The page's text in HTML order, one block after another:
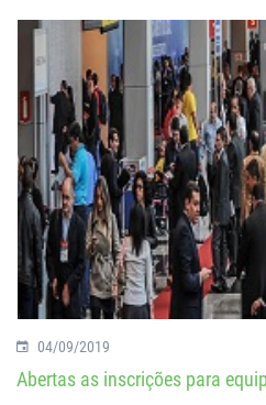
04/09/2019
Abertas as inscrições para